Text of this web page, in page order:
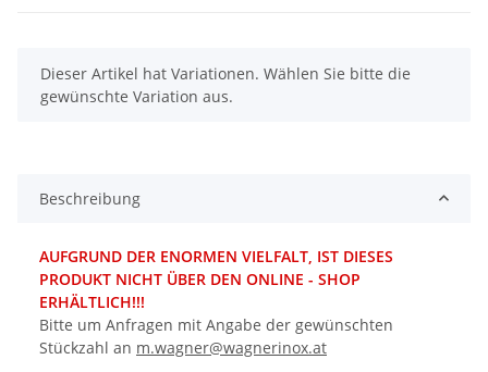
x
Dieser Artikel hat Variationen. Wählen Sie bitte die
gewünschte Variation aus.
Beschreibung
AUFGRUND DER ENORMEN VIELFALT, IST DIESES
PRODUKT NICHT ÜBER DEN ONLINE - SHOP
ERHÄLTLICH!!!
Bitte um Anfragen mit Angabe der gewünschten
Stückzahl an m.wagner@wagnerinox.at